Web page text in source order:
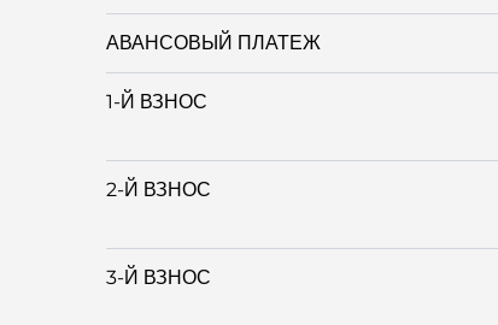
АВАНСОВЫЙ ПЛАТЕЖ
1-Й ВЗНОС
2-Й ВЗНОС
3-Й ВЗНОС